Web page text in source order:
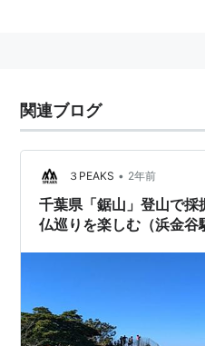
関連ブログ
３PEAKS • 2年前
千葉県「鋸山」登山で
仏巡りを楽しむ（浜金谷